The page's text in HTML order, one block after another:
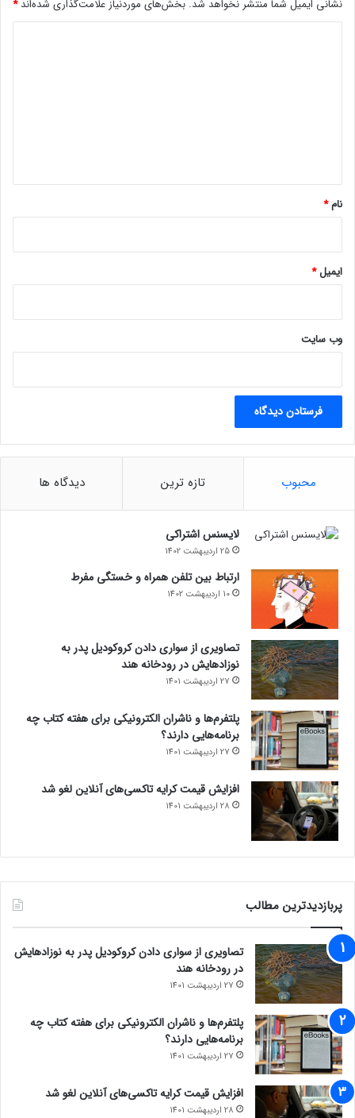
نشانی ایمیل شما منتشر نخواهد شد. بخش‌های موردنیاز علامت‌گذاری شده‌اند*
نام*
ایمیل*
وب‌ سایت
محبوب تازه ترین دیدگاه ها
لایسنس اشتراکی
25 اردیبهشت 1402
ارتباط بین تلفن همراه و خستگی مفرط
10 اردیبهشت 1402
تصاویری از سواری دادن کروکودیل پدر به
نوزادهایش در رودخانه هند
27 اردیبهشت 1401
پلتفرم‌ها و ناشران الکترونیکی برای هفته کتاب چه
برنامه‌هایی دارند؟
27 اردیبهشت 1401
افزایش قیمت کرایه تاکسی‌های آنلاین لغو شد
28 اردیبهشت 1401
پربازدیدترین مطالب
تصاویری از سواری دادن کروکودیل پدر به نوزادهایش
در رودخانه هند
27 اردیبهشت 1401
پلتفرم‌ها و ناشران الکترونیکی برای هفته کتاب چه
برنامه‌هایی دارند؟
27 اردیبهشت 1401
افزایش قیمت کرایه تاکسی‌های آنلاین لغو شد
28 اردیبهشت 1401